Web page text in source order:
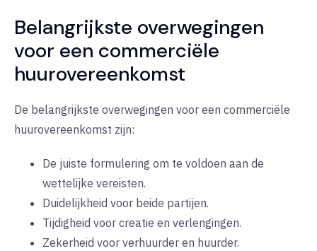
Belangrijkste overwegingen
voor een commerciële
huurovereenkomst
De belangrijkste overwegingen voor een commerciële
huurovereenkomst zijn:
De juiste formulering om te voldoen aan de
wettelijke vereisten.
Duidelijkheid voor beide partijen.
Tijdigheid voor creatie en verlengingen.
Zekerheid voor verhuurder en huurder.